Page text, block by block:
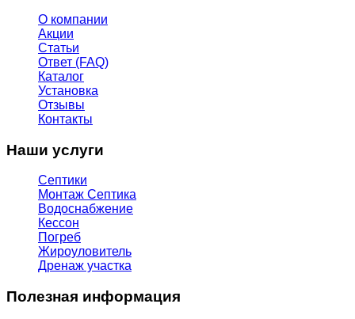
О компании
Акции
Статьи
Ответ (FAQ)
Каталог
Установка
Отзывы
Контакты
Наши услуги
Септики
Монтаж Септика
Водоснабжение
Кессон
Погреб
Жироуловитель
Дренаж участка
Полезная информация